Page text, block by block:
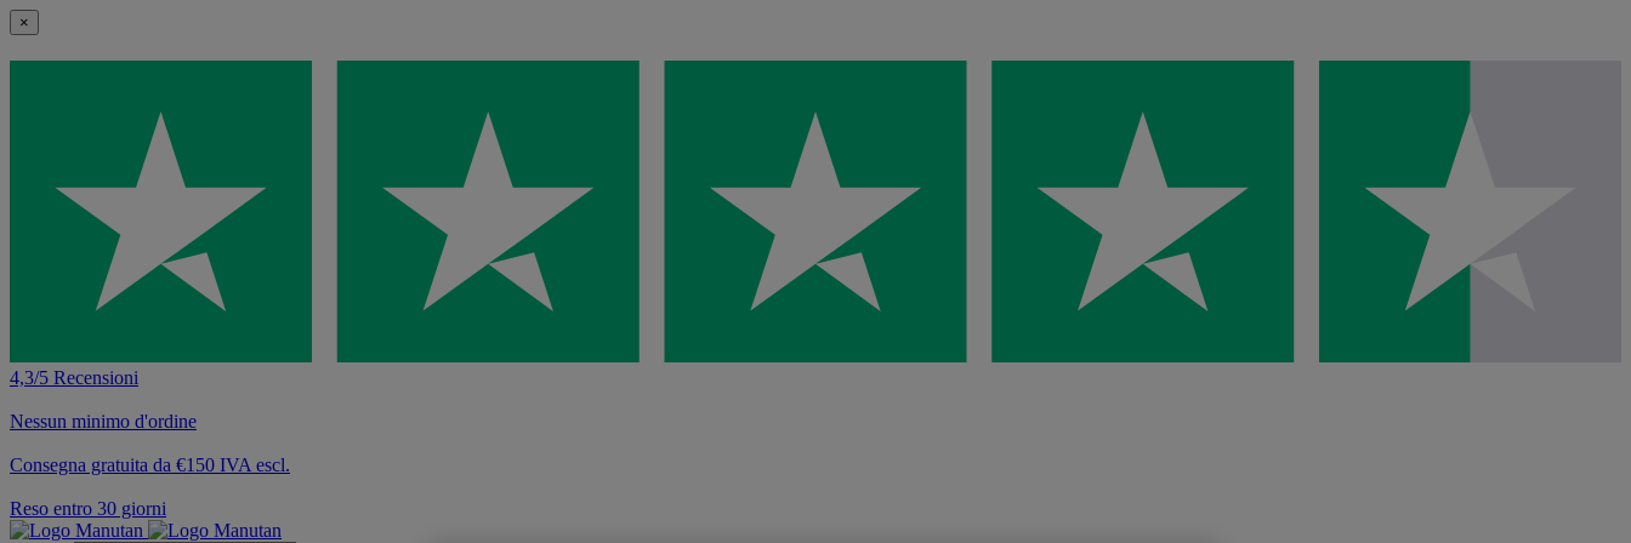
×
4,3/5 Recensioni
Nessun minimo d'ordine
Consegna gratuita da €150 IVA escl.
Reso entro 30 giorni